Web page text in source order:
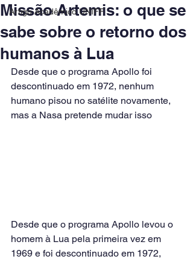
Artigo Acadêmico UNIFF
Missão Artemis: o que se
sabe sobre o retorno dos
humanos à Lua
Desde que o programa Apollo foi
descontinuado em 1972, nenhum
humano pisou no satélite novamente,
mas a Nasa pretende mudar isso
Desde que o programa Apollo levou o
homem à Lua pela primeira vez em
1969 e foi descontinuado em 1972,